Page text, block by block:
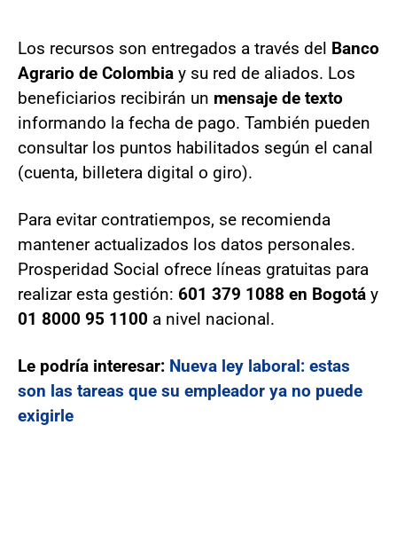
Los recursos son entregados a través del Banco
Agrario de Colombia y su red de aliados. Los
beneficiarios recibirán un mensaje de texto
informando la fecha de pago. También pueden
consultar los puntos habilitados según el canal
(cuenta, billetera digital o giro).
Para evitar contratiempos, se recomienda
mantener actualizados los datos personales.
Prosperidad Social ofrece líneas gratuitas para
realizar esta gestión: 601 379 1088 en Bogotá y
01 8000 95 1100 a nivel nacional.
Le podría interesar: Nueva ley laboral: estas
son las tareas que su empleador ya no puede
exigirle